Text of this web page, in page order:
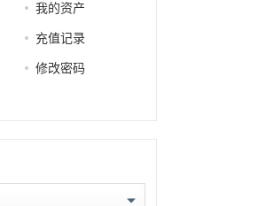
我的资产
充值记录
修改密码